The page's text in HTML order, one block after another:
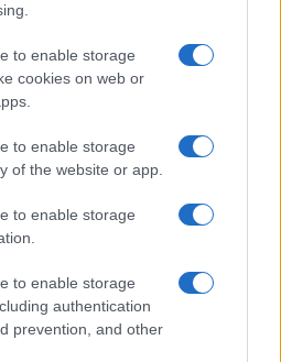
to enable storage
cookies on web or
to enable storage
of the website or app.
to enable storage
to enable storage
authentication
prevention, and other